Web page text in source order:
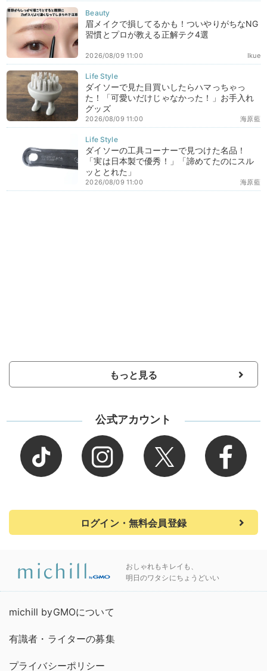
眉メイクで損してるかも！ついやりがちなNG
習慣とプロが教える正解テク4選
Ikue
2026/08/09 11:00
ダイソーで見た目買いしたらハマっちゃっ
た！「可愛いだけじゃなかった！」お手入れ
グッズ
海原藍
2026/08/09 11:00
ダイソーの工具コーナーで見つけた名品！
「実は日本製で優秀！」「諦めてたのにスル
ッととれた」
海原藍
2026/08/09 11:00
もっと見る
公式アカウント
ログイン・無料会員登録
おしゃれもキレイも、
明日のワタシにちょうどいい
michill byGMOについて
有識者・ライターの募集
プライバシーポリシー